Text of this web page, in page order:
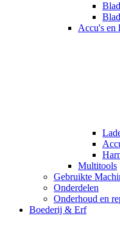
Accu's en
Multitools
Gebruikte
Onderdelen
Onderhoud en
Boederij & Erf